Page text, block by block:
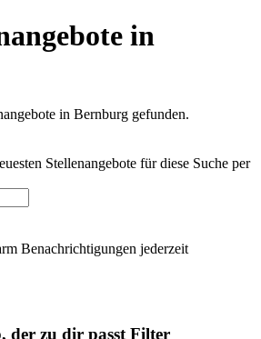
in
in Bernburg gefunden.
Stellenangebote für diese Suche per
Benachrichtigungen jederzeit
der zu dir passt Filter